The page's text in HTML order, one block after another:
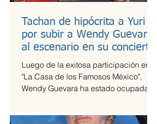
Tachan de hipócrita a Yuri
por subir a Wendy Guevara
al escenario en su concierto
Luego de la exitosa participación en
"La Casa de los Famosos México",
Wendy Guevara ha estado ocupada